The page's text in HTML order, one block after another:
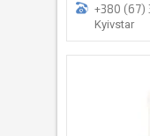
+380 (67)
Kyivstar